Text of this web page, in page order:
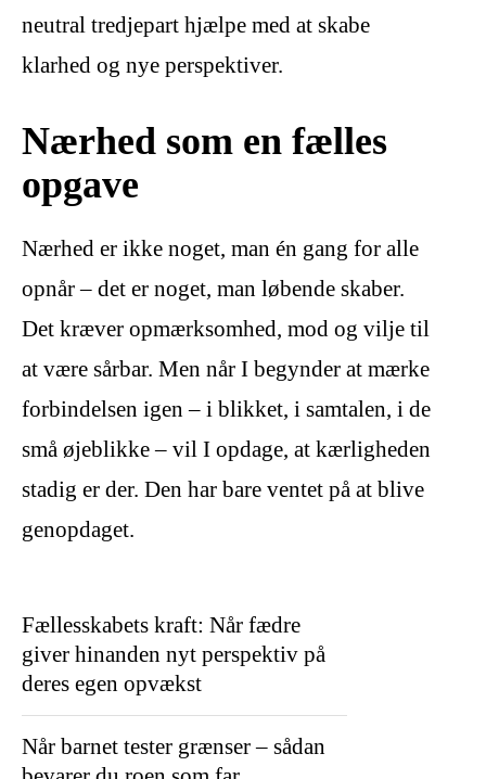
neutral tredjepart hjælpe med at skabe
klarhed og nye perspektiver.
Nærhed som en fælles
opgave
Nærhed er ikke noget, man én gang for alle
opnår – det er noget, man løbende skaber.
Det kræver opmærksomhed, mod og vilje til
at være sårbar. Men når I begynder at mærke
forbindelsen igen – i blikket, i samtalen, i de
små øjeblikke – vil I opdage, at kærligheden
stadig er der. Den har bare ventet på at blive
genopdaget.
Fællesskabets kraft: Når fædre
giver hinanden nyt perspektiv på
deres egen opvækst
Når barnet tester grænser – sådan